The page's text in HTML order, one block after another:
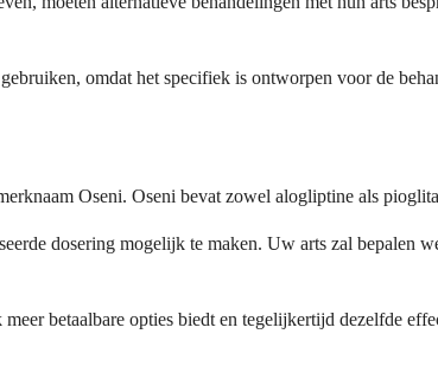
omdat het specifiek is ontworpen voor de
Oseni. Oseni bevat zowel alogliptine als
dosering mogelijk te maken. Uw arts zal bepalen
betaalbare opties biedt en tegelijkertijd dezelfde